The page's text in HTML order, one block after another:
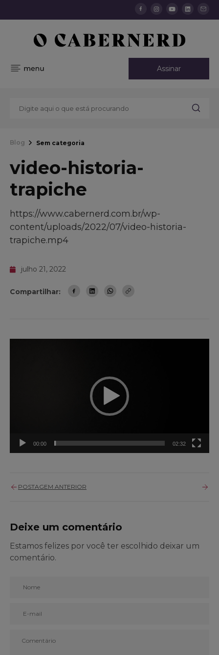
Assinar
Blog Sem categoria
video-historia-
trapiche
https://www.cabernerd.com.br/wp-
content/uploads/2022/07/video-historia-
trapiche.mp4
julho 21, 2022
Compartilhar:
00:00 02:32
POSTAGEM ANTERIOR
Deixe um comentário
Estamos felizes por você ter escolhido deixar um
comentário.